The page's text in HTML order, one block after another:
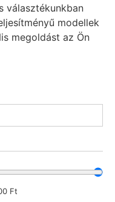
Ft
választékunkban
modellek
megoldást az Ön